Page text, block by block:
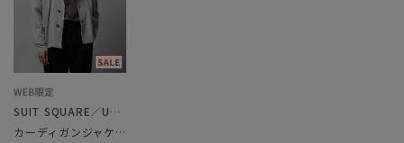
SUIT SQUARE／UNIVERSAL LANGUAGE
カーディガンジャケット